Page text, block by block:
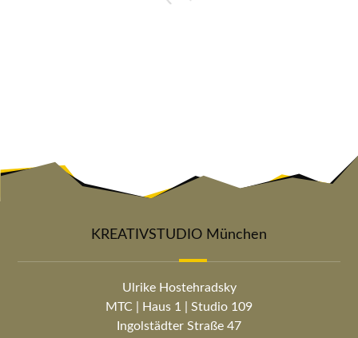
KREATIVSTUDIO München
Ulrike Hostehradsky
MTC | Haus 1 | Studio 109
Ingolstädter Straße 47